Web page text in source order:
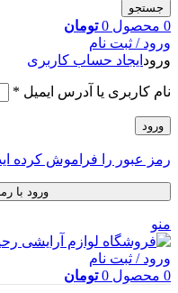
جستجو
0 محصول 0 تومان
ورود / ثبت نام
ورود ایجاد حساب کاربری
نام کاربری یا آدرس ایمیل *
ورود
رمز عبور را فراموش کرده
ورود با
منو
ورود / ثبت نام
0 محصول 0 تومان